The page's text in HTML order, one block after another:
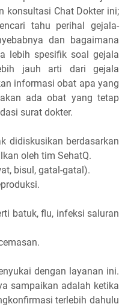
konsultasi Chat Dokter ini;
tahu perihal gejala-
dan bagaimana
lebih spesifik soal gejala
jauh arti dari gejala
informasi obat apa yang
ada obat yang tetap
surat dokter.
didiskusikan berdasarkan
oleh tim SehatQ.
bisul, gatal-gatal).
batuk, flu, infeksi saluran
dengan layanan ini.
sampaikan adalah ketika
terlebih dahulu